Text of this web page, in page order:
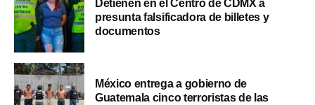
Detienen en el Centro de CDMX a
presunta falsificadora de billetes y
documentos
México entrega a gobierno de
Guatemala cinco terroristas de las